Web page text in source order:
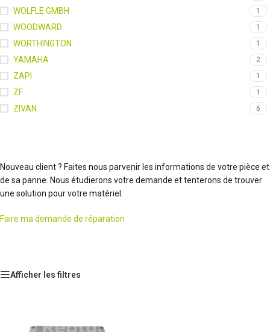
WOLFLE GMBH 1
WOODWARD 1
WORTHINGTON 1
YAMAHA 2
ZAPI 1
ZF 1
ZIVAN 6
Nouveau client ? Faites nous parvenir les informations de votre pièce et
de sa panne. Nous étudierons votre demande et tenterons de trouver
une solution pour votre matériel.
Faire ma demande de réparation
Afficher les filtres